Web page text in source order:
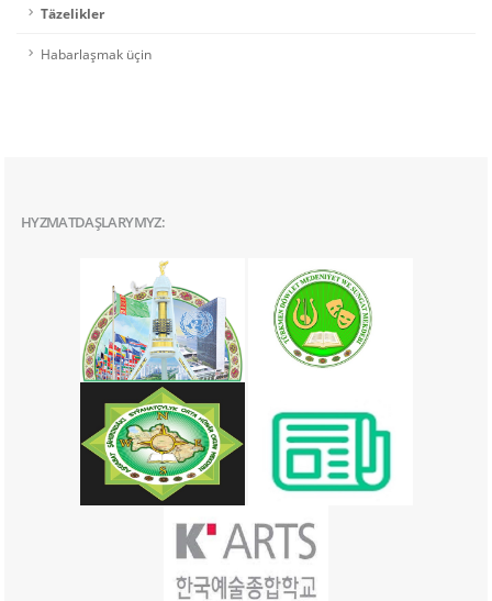
Täzelikler
Habarlaşmak üçin
HYZMATDAŞLARYMYZ: